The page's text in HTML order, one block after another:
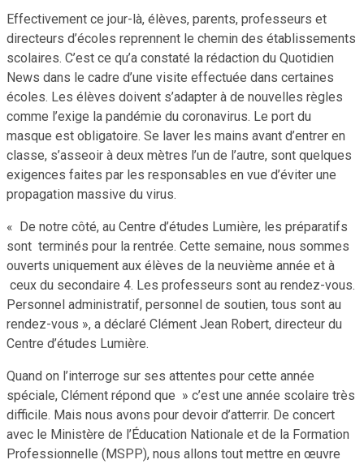
Effectivement ce jour-là, élèves, parents, professeurs et
directeurs d’écoles reprennent le chemin des établissements
scolaires. C’est ce qu’a constaté la rédaction du Quotidien
News dans le cadre d’une visite effectuée dans certaines
écoles. Les élèves doivent s’adapter à de nouvelles règles
comme l’exige la pandémie du coronavirus. Le port du
masque est obligatoire. Se laver les mains avant d’entrer en
classe, s’asseoir à deux mètres l’un de l’autre, sont quelques
exigences faites par les responsables en vue d’éviter une
propagation massive du virus.
« De notre côté, au Centre d’études Lumière, les préparatifs
sont terminés pour la rentrée. Cette semaine, nous sommes
ouverts uniquement aux élèves de la neuvième année et à
ceux du secondaire 4. Les professeurs sont au rendez-vous.
Personnel administratif, personnel de soutien, tous sont au
rendez-vous », a déclaré Clément Jean Robert, directeur du
Centre d’études Lumière.
Quand on l’interroge sur ses attentes pour cette année
spéciale, Clément répond que » c’est une année scolaire très
difficile. Mais nous avons pour devoir d’atterrir. De concert
avec le Ministère de l’Éducation Nationale et de la Formation
Professionnelle (MSPP), nous allons tout mettre en œuvre